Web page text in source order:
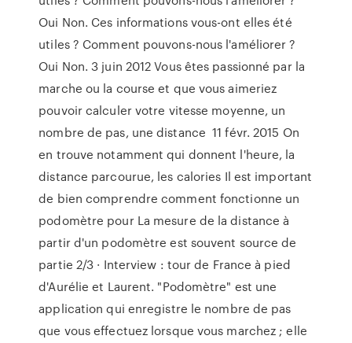
Oui Non. Ces informations vous-ont elles été
utiles ? Comment pouvons-nous l'améliorer ?
Oui Non. 3 juin 2012 Vous êtes passionné par la
marche ou la course et que vous aimeriez
pouvoir calculer votre vitesse moyenne, un
nombre de pas, une distance 11 févr. 2015 On
en trouve notamment qui donnent l'heure, la
distance parcourue, les calories Il est important
de bien comprendre comment fonctionne un
podomètre pour La mesure de la distance à
partir d'un podomètre est souvent source de
partie 2/3 · Interview : tour de France à pied
d'Aurélie et Laurent. "Podomètre" est une
application qui enregistre le nombre de pas
que vous effectuez lorsque vous marchez ; elle